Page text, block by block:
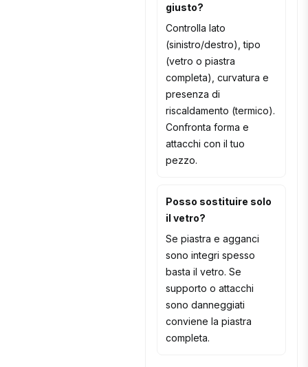
giusto?
Controlla lato
(sinistro/destro), tipo
(vetro o piastra
completa), curvatura e
presenza di
riscaldamento (termico).
Confronta forma e
attacchi con il tuo
pezzo.
Posso sostituire solo
il vetro?
Se piastra e agganci
sono integri spesso
basta il vetro. Se
supporto o attacchi
sono danneggiati
conviene la piastra
completa.